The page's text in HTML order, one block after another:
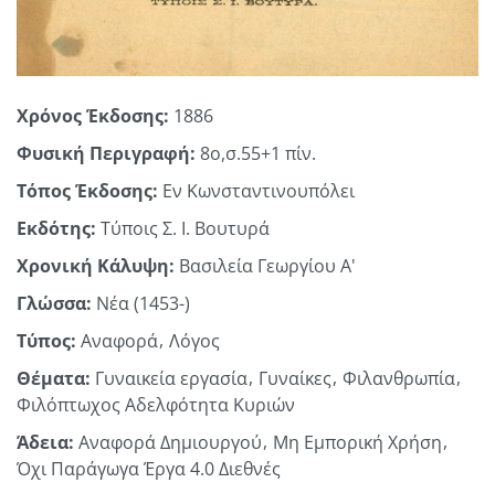
Χρόνος Έκδοσης: 1886
Φυσική Περιγραφή: 8ο,σ.55+1 πίν.
Τόπος Έκδοσης: Εν Κωνσταντινουπόλει
Εκδότης: Τύποις Σ. Ι. Βουτυρά
Χρονική Κάλυψη: Βασιλεία Γεωργίου Α'
Γλώσσα: Νέα (1453-)
Τύπος: Αναφορά Λόγος
Θέματα: Γυναικεία εργασία Γυναίκες Φιλανθρωπία
Φιλόπτωχος Αδελφότητα Κυριών
Άδεια: Αναφορά Δημιουργού Μη Εμπορική Χρήση
Όχι Παράγωγα Έργα 4.0 Διεθνές